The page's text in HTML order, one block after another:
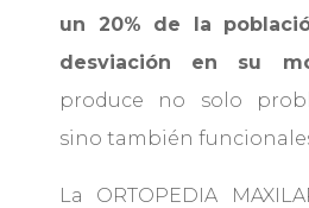
un 20% de la
desviación en su
produce no solo
sino también
La ORTOPEDIA